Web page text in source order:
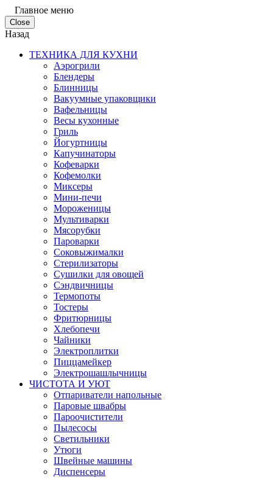
Главное меню
Close
Назад
ТЕХНИКА ДЛЯ КУХНИ
Аэрогрили
Блендеры
Блинницы
Вакуумные упаковщики
Вафельницы
Весы кухонные
Гриль
Йогуртницы
Капучинаторы
Кофеварки
Кофемолки
Миксеры
Мини-печи
Мороженицы
Мультиварки
Мясорубки
Пароварки
Соковыжималки
Стерилизаторы
Сушилки для овощей
Сэндвичницы
Термопоты
Тостеры
Фритюрницы
Хлебопечи
Чайники
Электроплитки
Пиццамейкер
Электрошашлычницы
ЧИСТОТА И УЮТ
Отпариватели напольные
Паровые швабры
Пароочистители
Пылесосы
Светильники
Утюги
Швейные машины
Диспенсеры